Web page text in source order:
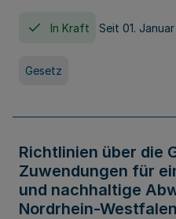
In Kraft Seit 01. Januar
Gesetz
Richtlinien über die
Zuwendungen für
und nachhaltige
Nordrhein-Westfalen